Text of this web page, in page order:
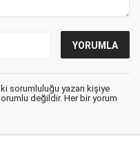
sorumluluğu yazan kişiye
değildir. Her bir yorum